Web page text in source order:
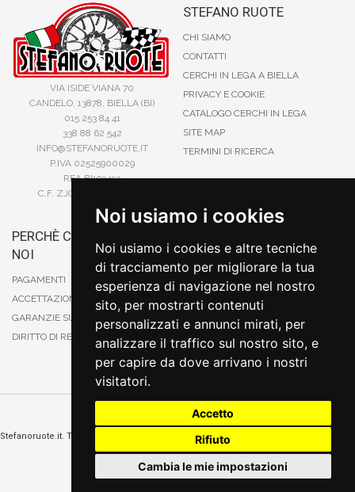
Noi usiamo i cookies
Noi usiamo i cookies e altre tecniche
di tracciamento per migliorare la tua
esperienza di navigazione nel nostro
sito, per mostrarti contenuti
personalizzati e annunci mirati, per
analizzare il traffico sul nostro sito, e
per capire da dove arrivano i nostri
visitatori.
Accetto
Rifiuto
Cambia le mie impostazioni
VIA ISIDE VIANA 70
CANDELO, 13878, BIELLA (BI)
015 253 84 41
338 88 62 542
INFO@STEFANORUOTE.IT
P.IVA 02525900029
REA BI193453
C.F. ZJOSFN73H14A859X
STEFANO RUOTE
CHI SIAMO
CONTATTI
CERCHI IN LEGA A BIELLA
PRIVACY E COOKIE
CATALOGO CERCHI IN LEGA
SITE MAP
TERMINI DI RICERCA
PERCHÈ COMPRARE DA
NOI
PAGAMENTI
ACCETTAZIONE DEGLI ORDINI
GARANZIE SUI PRODOTTI
DIRITTO DI RECESSO
CARTA DI CREDITO
PAYPAL
CONTRASSEGNO
POSTEPAY
Cambia preferenze sui cookie
Stefanoruote.it. Tutti i diritti riservati. E' vietata la riproduzione anche parziali. Prezzi e
promozioni validi salvo errori o omissioni
Thomas Schiavello - Sviluppatore Software Biella